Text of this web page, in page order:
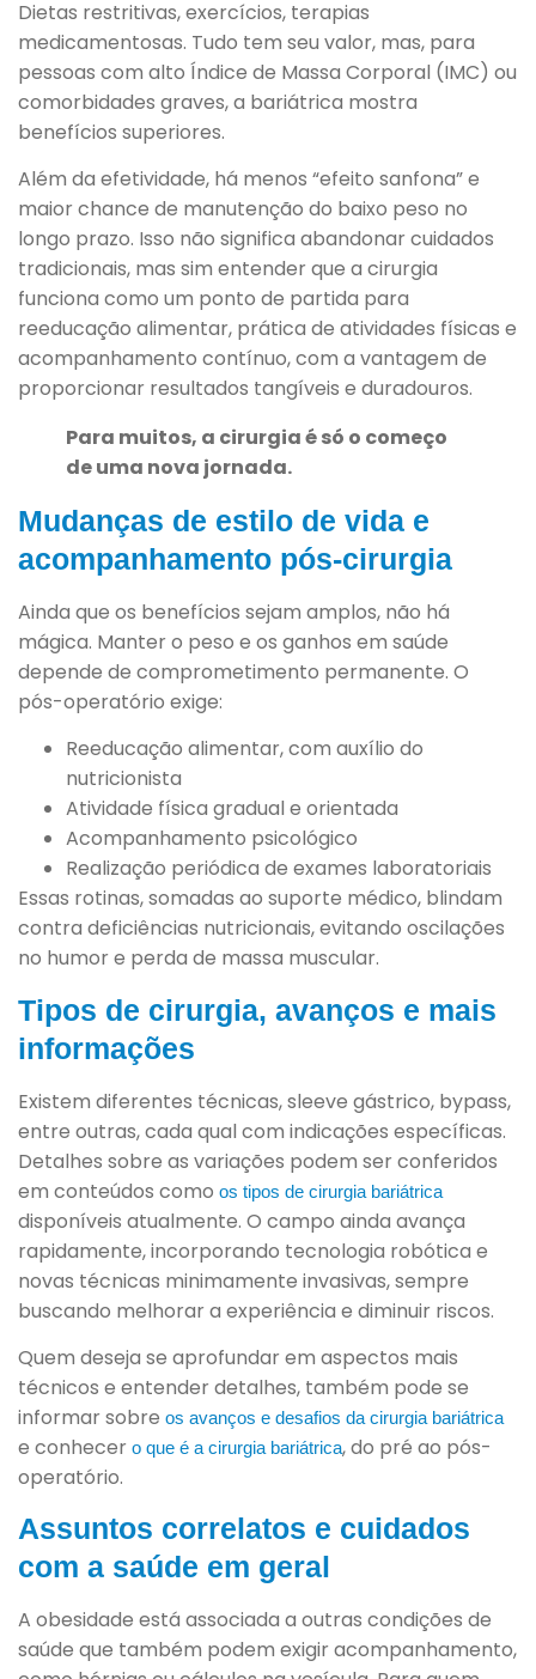
Dietas restritivas, exercícios, terapias
medicamentosas. Tudo tem seu valor, mas, para
pessoas com alto Índice de Massa Corporal (IMC) ou
comorbidades graves, a bariátrica mostra
benefícios superiores.
Além da efetividade, há menos “efeito sanfona” e
maior chance de manutenção do baixo peso no
longo prazo. Isso não significa abandonar cuidados
tradicionais, mas sim entender que a cirurgia
funciona como um ponto de partida para
reeducação alimentar, prática de atividades físicas e
acompanhamento contínuo, com a vantagem de
proporcionar resultados tangíveis e duradouros.
Para muitos, a cirurgia é só o começo
de uma nova jornada.
Mudanças de estilo de vida e
acompanhamento pós-cirurgia
Ainda que os benefícios sejam amplos, não há
mágica. Manter o peso e os ganhos em saúde
depende de comprometimento permanente. O
pós-operatório exige:
Reeducação alimentar, com auxílio do
nutricionista
Atividade física gradual e orientada
Acompanhamento psicológico
Realização periódica de exames laboratoriais
Essas rotinas, somadas ao suporte médico, blindam
contra deficiências nutricionais, evitando oscilações
no humor e perda de massa muscular.
Tipos de cirurgia, avanços e mais
informações
Existem diferentes técnicas, sleeve gástrico, bypass,
entre outras, cada qual com indicações específicas.
Detalhes sobre as variações podem ser conferidos
em conteúdos como os tipos de cirurgia bariátrica
disponíveis atualmente. O campo ainda avança
rapidamente, incorporando tecnologia robótica e
novas técnicas minimamente invasivas, sempre
buscando melhorar a experiência e diminuir riscos.
Quem deseja se aprofundar em aspectos mais
técnicos e entender detalhes, também pode se
informar sobre os avanços e desafios da cirurgia bariátrica
e conhecer o que é a cirurgia bariátrica, do pré ao pós-
operatório.
Assuntos correlatos e cuidados
com a saúde em geral
A obesidade está associada a outras condições de
saúde que também podem exigir acompanhamento,